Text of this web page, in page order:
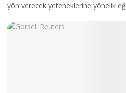
yön verecek yeteneklerine yönelik